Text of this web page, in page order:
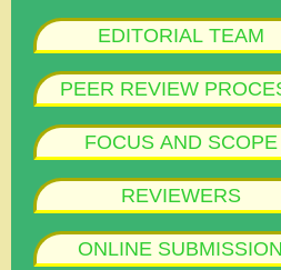
EDITORIAL TEAM
PEER REVIEW
FOCUS AND SCOPE
REVIEWERS
ONLINE SUBMISSION